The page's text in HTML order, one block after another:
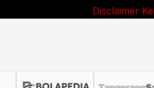
Disclaimer